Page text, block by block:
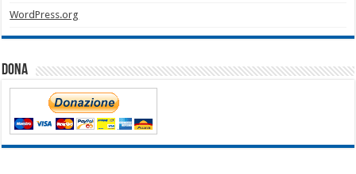
WordPress.org
Dona